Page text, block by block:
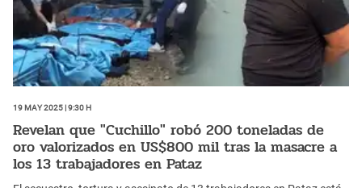
19 May 2025 | 9:30 h
Revelan que "Cuchillo" robó 200 toneladas de
oro valorizados en US$800 mil tras la masacre a
los 13 trabajadores en Pataz